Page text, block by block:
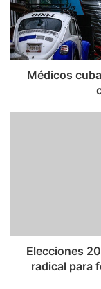
Médicos
Elecciones
radical para